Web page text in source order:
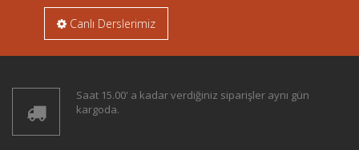
Canlı Derslerimiz
Saat 15.00' a kadar verdiğiniz siparişler aynı gün
kargoda.